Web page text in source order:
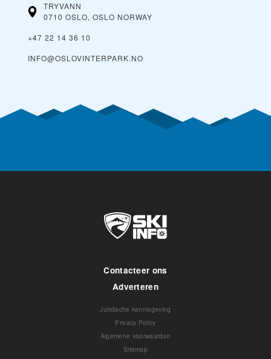
TRYVANN
0710 OSLO, OSLO NORWAY
+47 22 14 36 10
INFO@OSLOVINTERPARK.NO
Contacteer ons
Adverteren
Juridische kennisgeving
Privacy Policy
Algemene voorwaarden
Sitemap